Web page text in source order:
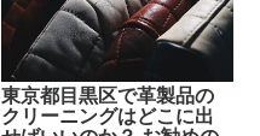
東京都目黒区で革製品の
クリーニングはどこに出